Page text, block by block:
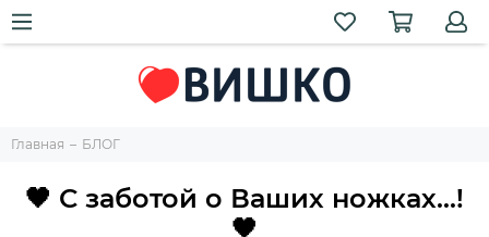
Главная БЛОГ
🖤 С заботой о Ваших ножках...!
🖤